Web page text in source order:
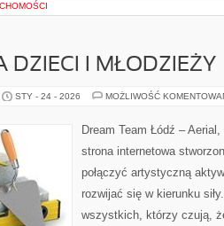
DZIECI I MŁODZIEŻY
STY - 24 - 2026 MOŻLIWOŚĆ
Dream Team Łódź –
strona internetowa
połączyć artystyczną
rozwijać się w kierunku
wszystkich, którzy czują,